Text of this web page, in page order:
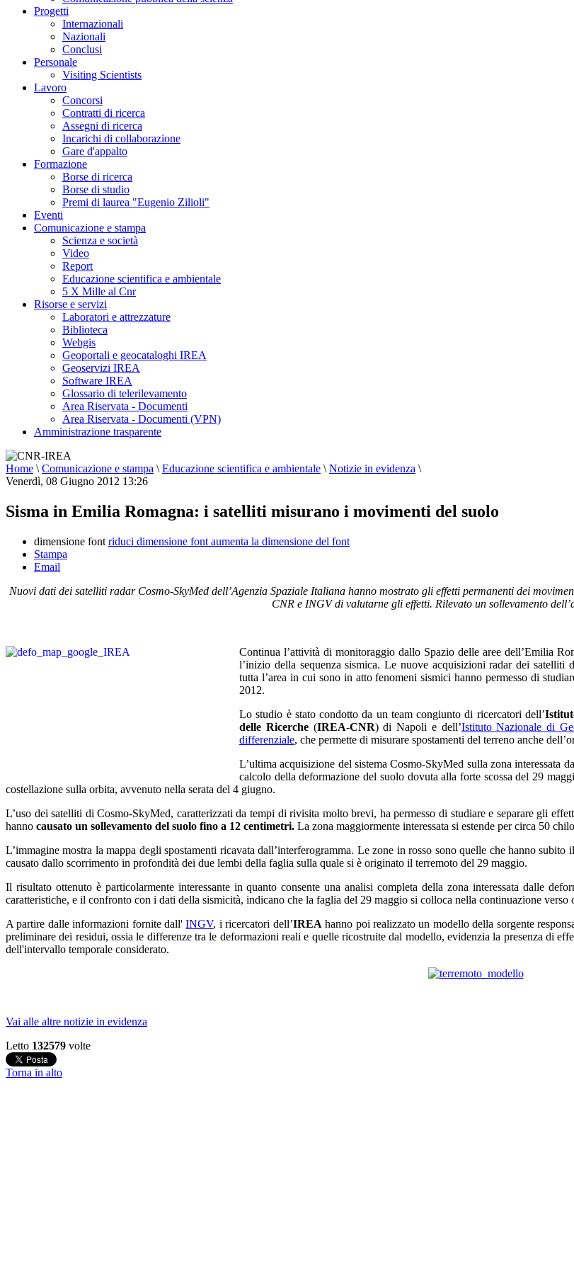
Progetti
Internazionali
Nazionali
Conclusi
Personale
Visiting Scientists
Lavoro
Concorsi
Contratti di ricerca
Assegni di ricerca
Incarichi di collaborazione
Gare d'appalto
Formazione
Borse di ricerca
Borse di studio
Premi di laurea "Eugenio Zilioli"
Eventi
Comunicazione e stampa
Scienza e società
Video
Report
Educazione scientifica e ambientale
5 X Mille al Cnr
Risorse e servizi
Laboratori e attrezzature
Biblioteca
Webgis
Geoportali e geocataloghi IREA
Geoservizi IREA
Software IREA
Glossario di telerilevamento
Area Riservata - Documenti
Area Riservata - Documenti (VPN)
Amministrazione trasparente
Home \ Comunicazione e stampa \ Educazione scientifica e ambientale \ Notizie in evidenza \
Venerdì, 08 Giugno 2012 13:26
Sisma in Emilia Romagna: i satelliti misurano i movimenti del suolo
dimensione font riduci dimensione font aumenta la dimensione del font
Stampa
Email
Nuovi dati dei satelliti radar Cosmo-SkyMed dell’Agenzia Spaziale Italiana hanno mostrato gli effetti permanenti dei
CNR e INGV di valutarne gli effetti. Rilevato un sollevamento
Continua l’attività di monitoraggio dallo Spazio delle aree dell’Emilia
l’inizio della sequenza sismica. Le nuove acquisizioni radar dei satelliti
tutta l’area in cui sono in atto fenomeni sismici hanno permesso di
2012.
Lo studio è stato condotto da un team congiunto di ricercatori dell’
delle Ricerche(IREA-CNR) di Napoli e dell’Istituto Nazionale di
differenziale, che permette di misurare spostamenti del terreno anche
L’ultima acquisizione del sistema Cosmo-SkyMed sulla zona interessata
calcolo della deformazione del suolo dovuta alla forte scossa del 29
costellazione sulla orbita, avvenuto nella serata del 4 giugno.
L’uso dei satelliti di Cosmo-SkyMed, caratterizzati da tempi di rivisita molto brevi, ha permesso di studiare e separare gli
hanno causato un sollevamento del suolo fino a 12 centimetri. La zona maggiormente interessata si estende per circa 50
L’immagine mostra la mappa degli spostamenti ricavata dall’interferogramma. Le zone in rosso sono quelle che hanno
causato dallo scorrimento in profondità dei due lembi della faglia sulla quale si è originato il terremoto del 29 maggio.
Il risultato ottenuto è particolarmente interessante in quanto consente una analisi completa della zona interessata dalle
caratteristiche, e il confronto con i dati della sismicità, indicano che la faglia del 29 maggio si colloca nella continuazione
A partire dalle informazioni fornite dall'INGV, i ricercatori dell’IREA hanno poi realizzato un modello della sorgente
preliminare dei residui, ossia le differenze tra le deformazioni reali e quelle ricostruite dal modello, evidenzia la presenza di
dell'intervallo temporale considerato.
Vai alle altre notizie in evidenza
Letto 132579 volte
Torna in alto